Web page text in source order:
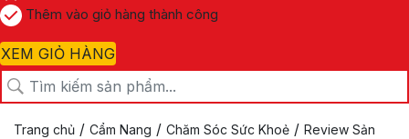
Thêm vào giỏ hàng thành công
XEM GIỎ HÀNG
Trang chủ / Cẩm Nang / Chăm Sóc Sức Khoẻ / Review Sản